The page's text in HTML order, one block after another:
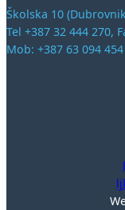
Školska 10
Tel +387 32 444 270,
Mob: +387 63 094 454